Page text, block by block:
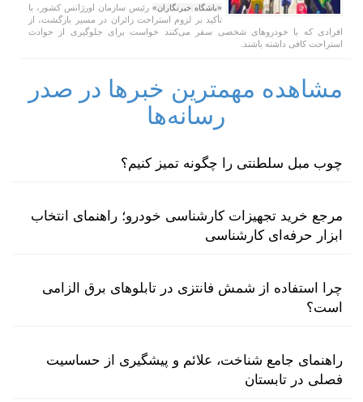
«باشگاه خبرنگاران» رئیس سازمان اورژانس کشور، با
تأکید بر لزوم استراحت زائران در مسیر بازگشت، از
افرادی که با خودروهای شخصی سفر می‌کنند خواست برای جلوگیری از حوادث
استراحت کافی داشته باشند.
مشاهده مهمترین خبرها در صدر
رسانه‌ها
چوب مبل سلطنتی را چگونه تمیز کنیم؟
مرجع خرید تجهیزات کارشناسی خودرو؛ راهنمای انتخاب
ابزار حرفه‌ای کارشناسی
چرا استفاده از شمش فانتزی در تابلوهای برق الزامی
است؟
راهنمای جامع شناخت، علائم و پیشگیری از حساسیت
فصلی در تابستان